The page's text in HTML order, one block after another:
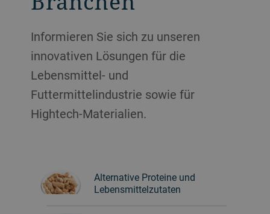
Informieren Sie sich zu unseren
innovativen Lösungen für die
Lebensmittel- und
Futtermittelindustrie sowie für
Hightech-Materialien.
Alternative Proteine und
Lebensmittelzutaten